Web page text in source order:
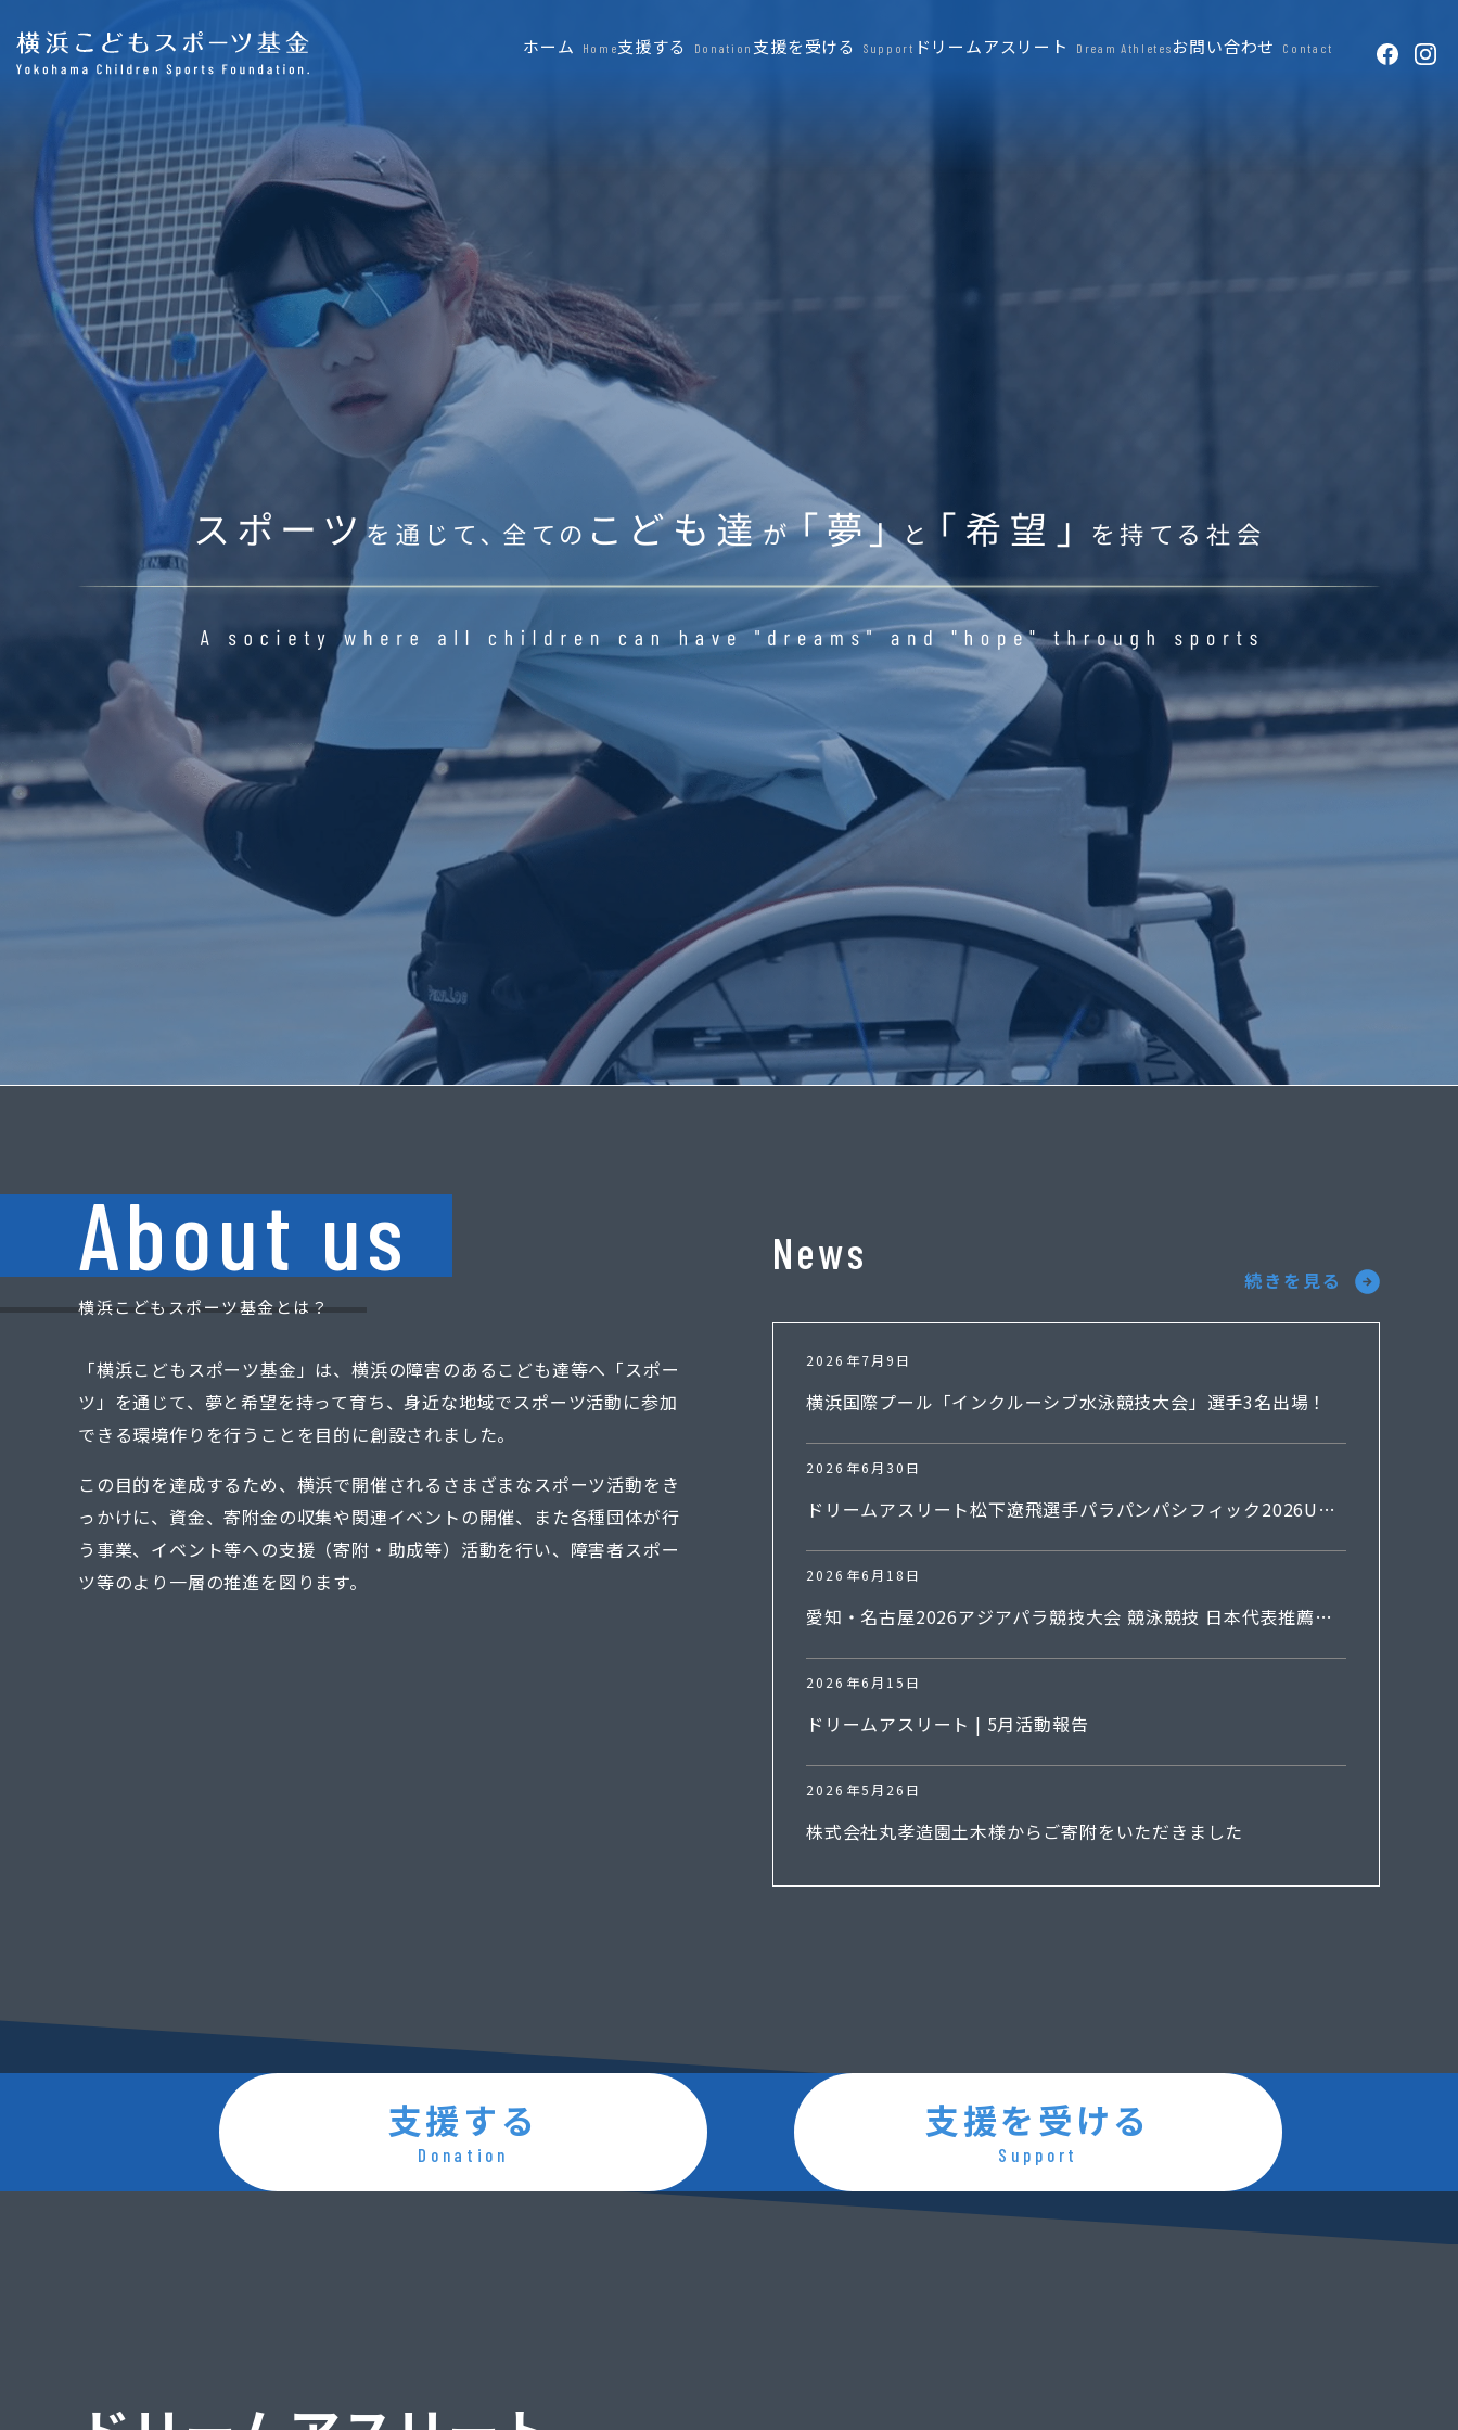
ホーム Home支援する Donation 支援を受ける Support ドリームアスリート Dream Athletes お問い合わせ Contact
About us
横浜こどもスポーツ基金とは？
「横浜こどもスポーツ基金」は、横浜の障害のあるこども達等へ「スポー
ツ」を通じて、夢と希望を持って育ち、身近な地域でスポーツ活動に参加
できる環境作りを行うことを目的に創設されました。
この目的を達成するため、横浜で開催されるさまざまなスポーツ活動をき
っかけに、資金、寄附金の収集や関連イベントの開催、また各種団体が行
う事業、イベント等への支援（寄附・助成等）活動を行い、障害者スポー
ツ等のより一層の推進を図ります。
News
続きを見る
2026年7月9日
横浜国際プール「インクルーシブ水泳競技大会」選手3名出場！
2026年6月30日
ドリームアスリート松下遼飛選手パラパンパシフィック2026USA
2026年6月18日
愛知・名古屋2026アジアパラ競技大会 競泳競技 日本代表推薦選
2026年6月15日
ドリームアスリート | 5月活動報告
2026年5月26日
株式会社丸孝造園土木様からご寄附をいただきました
支援する
Donation
支援を受ける
Support